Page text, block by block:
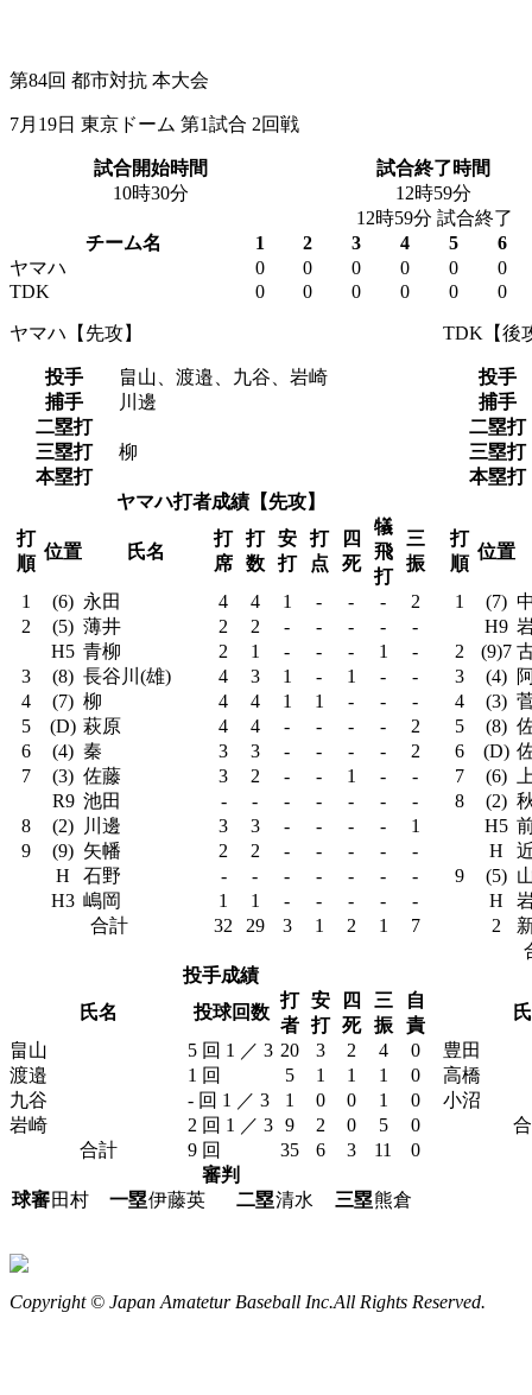
第84回 都市対抗 本大会
7月19日 東京ドーム 第1試合 2回戦
試合開始時間
試合終了時間
10時30分
12時59分
12時59分 試合終了
チーム名
1 2 3 4 5
6
ヤマハ
0 0 0 0 0
0
TDK
0 0 0 0 0 0
ヤマハ【先攻】
投手
畠山、渡邉、九谷、岩崎
捕手
川邊
二塁打
三塁打
柳
本塁打
TDK【後
投手
捕手
二塁打
三塁打
本塁打
ヤマハ打者成績【先攻】
打
順
位置 氏名
打
席
打
数
安
打
打
点
四
死
犠
飛
打
三
振
1
(6) 永田 4 4 1 - - -
2
2
(5) 薄井 2 2 - - - -
-
H5 青柳 2 1 - - - 1
-
3
(8) 長谷川(雄) 4 3 1 - 1 -
-
4
(7) 柳 4 4 1 1 - -
-
5
(D) 萩原 4 4 - - - -
2
6
(4) 秦 3 3 - - - -
2
7
(3) 佐藤 3 2 - - 1 -
-
R9 池田 - - - - - -
-
8
(2) 川邊 3 3 - - - -
1
9
(9) 矢幡 2 2 - - - -
-
H
石野 - - - - - -
-
H3 嶋岡 1 1 - - - -
-
合計
32 29 3 1 2 1 7
打
順
位置
1 (7)
H9
2
(9)7
3
(4)
4
(3)
5
(8)
6
(D)
7
(6)
8
(2)
H5
H
9
(5)
H
2
投手成績
氏名
投球回数
打
者
安
打
四
死
三
振
自
責
畠山
5 回 1 ／ 3 20 3 2 4
0
渡邉
1 回 5 1 1 1
0
九谷
- 回 1 ／ 3 1 0 0 1
0
岩崎
2 回 1 ／ 3 9 2 0 5
0
合計
9 回 35 6 3 11 0
豊田
高橋
小沼
審判
球審 田村 一塁伊藤英 二塁清水 三塁熊倉
Copyright © Japan Amatetur Baseball Inc.All Rights Reserved.